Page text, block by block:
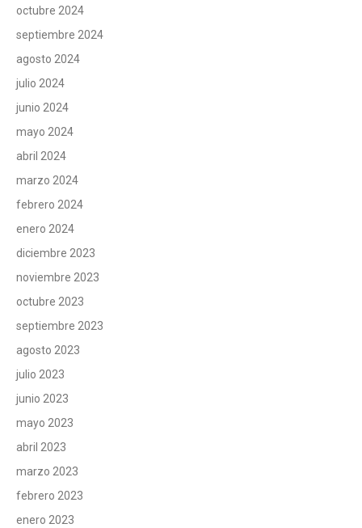
octubre 2024
septiembre 2024
agosto 2024
julio 2024
junio 2024
mayo 2024
abril 2024
marzo 2024
febrero 2024
enero 2024
diciembre 2023
noviembre 2023
octubre 2023
septiembre 2023
agosto 2023
julio 2023
junio 2023
mayo 2023
abril 2023
marzo 2023
febrero 2023
enero 2023